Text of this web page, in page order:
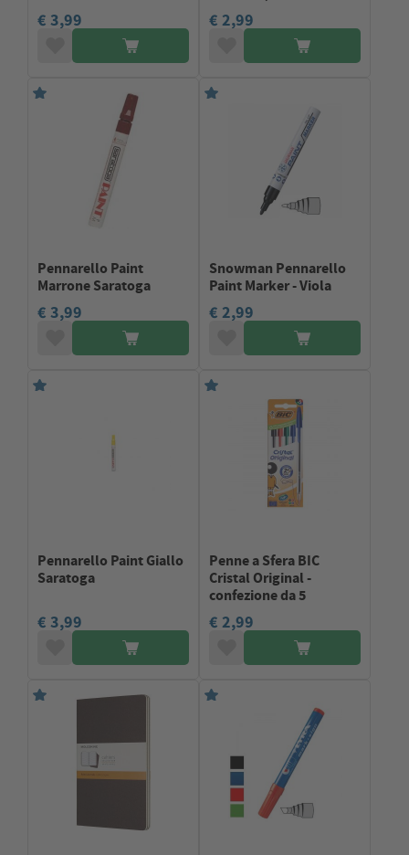
€ 3,99 € 2,99
Pennarello Paint
Marrone Saratoga
€ 3,99
Snowman Pennarello
Paint Marker - Viola
€ 2,99
Pennarello Paint Giallo
Saratoga
€ 3,99
Penne a Sfera BIC
Cristal Original -
confezione da 5
€ 2,99